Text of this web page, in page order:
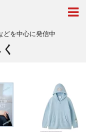
どを中心に発信中